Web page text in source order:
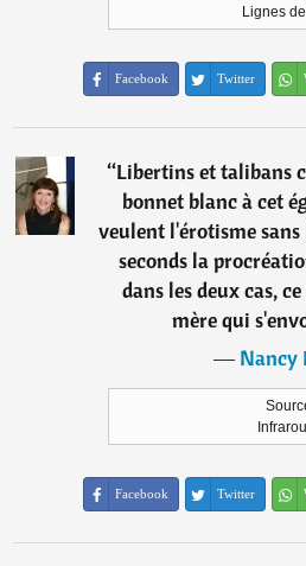
Lignes
Facebook Twitter
“Libertins et talibans
bonnet blanc à cet
veulent l'érotisme
seconds la
dans les deux cas,
mère qui
―Nancy
Facebook Twitter